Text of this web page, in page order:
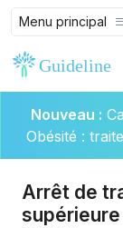
Menu principal
Nouveau :
Obésité :
Arrêt de